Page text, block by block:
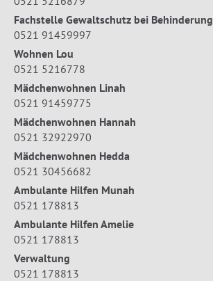
Fachstelle Gewaltschutz bei Behinderung
0521 91459997
Wohnen Lou
0521 5216778
Mädchenwohnen Linah
0521 91459775
Mädchenwohnen Hannah
0521 32922970
Mädchenwohnen Hedda
0521 30456682
Ambulante Hilfen Munah
0521 178813
Ambulante Hilfen Amelie
0521 178813
Verwaltung
0521 178813